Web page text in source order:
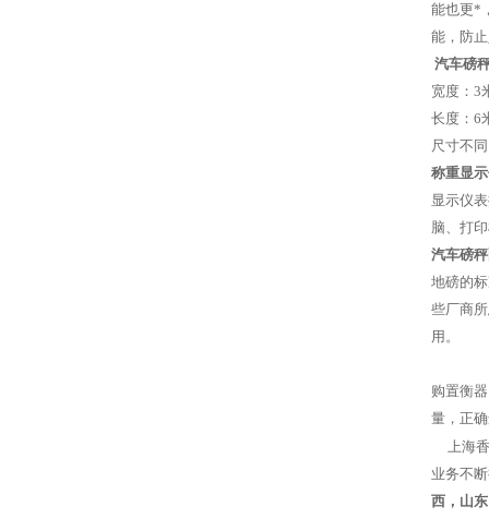
能也更*
能，防
汽车磅
宽度：3
长度：6
尺寸不
称重显
显示仪
脑、打
汽车磅
地磅的
些厂商
用。
购置衡器
量，正
上海香
业务不
西，山